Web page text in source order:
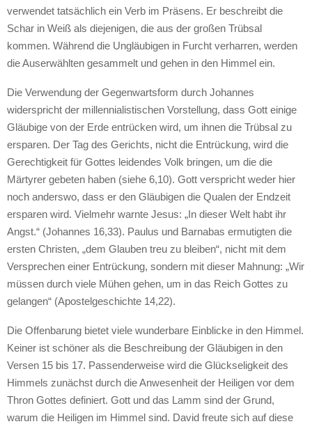
verwendet tatsächlich ein Verb im Präsens. Er beschreibt die
Schar in Weiß als diejenigen, die aus der großen Trübsal
kommen. Während die Ungläubigen in Furcht verharren, werden
die Auserwählten gesammelt und gehen in den Himmel ein.
Die Verwendung der Gegenwartsform durch Johannes
widerspricht der millennialistischen Vorstellung, dass Gott einige
Gläubige von der Erde entrücken wird, um ihnen die Trübsal zu
ersparen. Der Tag des Gerichts, nicht die Entrückung, wird die
Gerechtigkeit für Gottes leidendes Volk bringen, um die die
Märtyrer gebeten haben (siehe 6,10). Gott verspricht weder hier
noch anderswo, dass er den Gläubigen die Qualen der Endzeit
ersparen wird. Vielmehr warnte Jesus: „In dieser Welt habt ihr
Angst.“ (Johannes 16,33). Paulus und Barnabas ermutigten die
ersten Christen, „dem Glauben treu zu bleiben“, nicht mit dem
Versprechen einer Entrückung, sondern mit dieser Mahnung: „Wir
müssen durch viele Mühen gehen, um in das Reich Gottes zu
gelangen“ (Apostelgeschichte 14,22).
Die Offenbarung bietet viele wunderbare Einblicke in den Himmel.
Keiner ist schöner als die Beschreibung der Gläubigen in den
Versen 15 bis 17. Passenderweise wird die Glückseligkeit des
Himmels zunächst durch die Anwesenheit der Heiligen vor dem
Thron Gottes definiert. Gott und das Lamm sind der Grund,
warum die Heiligen im Himmel sind. David freute sich auf diese